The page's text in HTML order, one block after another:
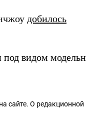
добилось
под видом
на сайте. О редакционной